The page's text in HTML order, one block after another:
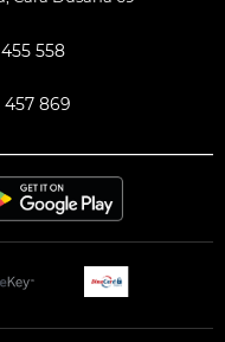
455 558
457 869